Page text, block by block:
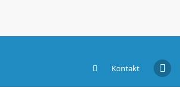
Kontakt